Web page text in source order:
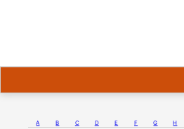
A B C D E F G H